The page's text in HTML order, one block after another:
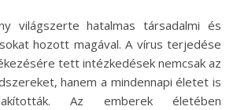
hozott magával. A vírus terjedése
tett intézkedések nemcsak az
hanem a mindennapi életet is
Az emberek életében